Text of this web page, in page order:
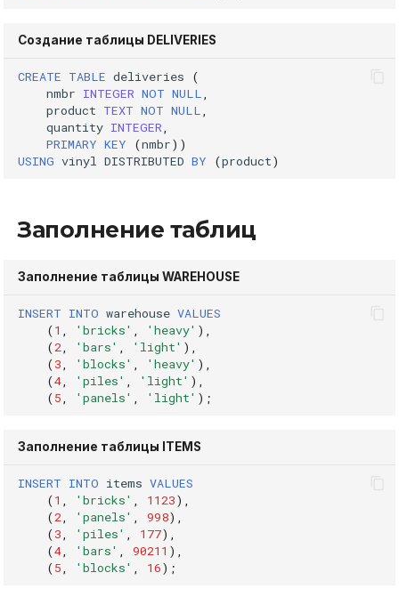
Создание таблицы DELIVERIES
CREATE TABLE deliveries
(
nmbr INTEGER NOT NULL
product TEXT NOT NULL
quantity INTEGER
PRIMARY KEY (nmbr))
USING vinyl DISTRIBUTED BY (product)
Заполнение таблиц
Заполнение таблицы WAREHOUSE
INSERT INTO warehouse VALUES
(1 'bricks' 'heavy' ),
(2 'bars' 'light' ),
(3 'blocks' 'heavy' ),
(4 'piles' 'light' ),
(5 'panels' 'light' );
Заполнение таблицы ITEMS
INSERT INTO items VALUES
(1 'bricks' 1123),
(2 'panels' 998),
(3 'piles' 177),
(4 'bars' 90211 ),
(5 'blocks' 16);